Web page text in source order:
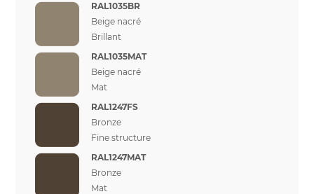
RAL1035BR
Beige nacré
Brillant
RAL1035MAT
Beige nacré
Mat
RAL1247FS
Bronze
Fine structure
RAL1247MAT
Bronze
Mat